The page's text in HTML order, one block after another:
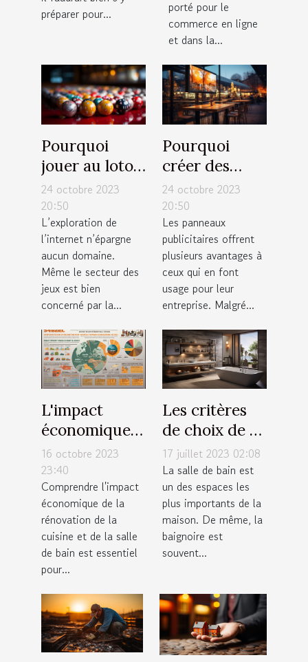
préparer pour...
porté pour le
commerce en ligne
et dans la...
Pourquoi
jouer au loto
en ligne en
France ?
24 octobre 2023
20:50
L’exploration de
l’internet n’épargne
aucun domaine.
Même le secteur des
jeux est bien
concerné par la...
Pourquoi
créer des
panneaux
publicitaires
pour votre
entreprise ?
24 octobre 2023
20:50
Les panneaux
publicitaires offrent
plusieurs avantages à
ceux qui en font
usage pour leur
entreprise. Malgré...
L'impact
économique
de la
rénovation de
cuisine et
salle de bain
16 octobre 2023
23:40
Comprendre l'impact
économique de la
rénovation de la
cuisine et de la salle
de bain est essentiel
pour...
Les critères
de choix de sa
baignoire de
salle de bain
17 juillet 2023 02:08
La salle de bain est
un des espaces les
plus importants de la
maison. De même, la
baignoire est
souvent...